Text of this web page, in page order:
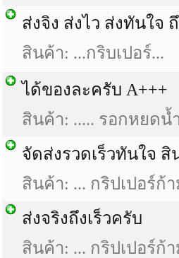
ส่งจิง ส่งไว ส่งทันใจ
สินค้า: ...กริบเปอร์...
ได้ของละครับ A+++
สินค้า: ..... รอกหยดน้
จัดส่งรวดเร็วทันใจ
สินค้า: ... กริปเปอร์ก้
ส่งจริงถึงเร็วครับ
สินค้า: ... กริปเปอร์ก้